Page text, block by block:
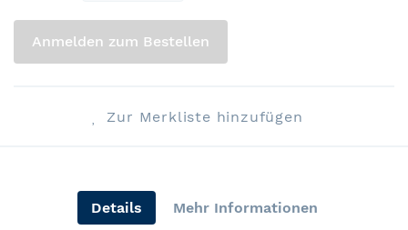
Anmelden zum Bestellen
Zur Merkliste hinzufügen
Details Mehr Informationen